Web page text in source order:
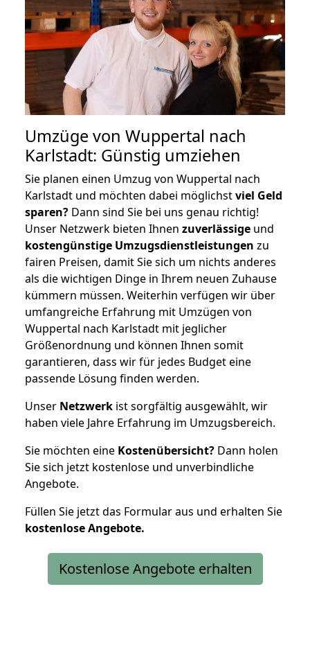
Umzüge von Wuppertal nach
Karlstadt: Günstig umziehen
Sie planen einen Umzug von Wuppertal nach
Karlstadt und möchten dabei möglichstviel Geld
sparen? Dann sind Sie bei uns genau richtig!
Unser Netzwerk bieten Ihnen zuverlässige und
kostengünstige Umzugsdienstleistungen zu
fairen Preisen, damit Sie sich um nichts anderes
als die wichtigen Dinge in Ihrem neuen Zuhause
kümmern müssen. Weiterhin verfügen wir über
umfangreiche Erfahrung mit Umzügen von
Wuppertal nach Karlstadt mit jeglicher
Größenordnung und können Ihnen somit
garantieren, dass wir für jedes Budget eine
passende Lösung finden werden.
Unser Netzwerk ist sorgfältig ausgewählt, wir
haben viele Jahre Erfahrung im Umzugsbereich.
Sie möchten eine Kostenübersicht? Dann holen
Sie sich jetzt kostenlose und unverbindliche
Angebote.
Füllen Sie jetzt das Formular aus und erhalten Sie
kostenloseAngebote.
Kostenlose Angebote erhalten